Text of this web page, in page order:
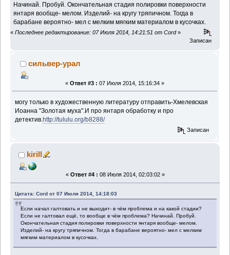
Начинай. Пробуй. Окончательная стадия полировки поверхности
янтаря вообще- мелом. Изделий- на кругу тряпичном. Тогда в
барабане вероятно- мел с мелким мягким материалом в кусочках.
« Последнее редактирование: 07 Июля 2014, 14:21:51 от Cord»
Записан
сильвер-урал
« Ответ #3 : 07 Июля 2014, 15:16:34 »
могу только в художественную литературу отправить-Хмелевская
Иоанна "Золотая муха".И про янтаря обработку и про
детектив.http://tululu.org/b8288/
Записан
kirill
« Ответ #4 : 08 Июля 2014, 02:03:02 »
Цитата: Cord от 07 Июля 2014, 14:18:03
Если начал галтовать и не выходит- в чём проблема и на какой стадии?
Если не галтовал ещё, то вообще в чём проблема? Начинай. Пробуй.
Окончательная стадия полировки поверхности янтаря вообще- мелом.
Изделий- на кругу тряпичном. Тогда в барабане вероятно- мел с мелким
мягким материалом в кусочках.